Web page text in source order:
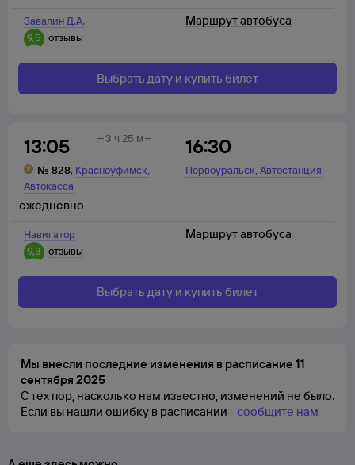
Завалин Д.А.
9,5
отзывы
Маршрут автобуса
Выбрать дату и купить билет
13:05
№ 828, Красноуфимск,
Автокасса
16:30
Первоуральск,Автостанция
3 ч 25 м
Навигатор
9,3
отзывы
ежедневно
Маршрут автобуса
Выбрать дату и купить билет
Мы внесли последние изменения в расписание 11
сентября 2025
С тех пор, насколько нам известно, изменений не было.
Если вы нашли ошибку в расписании -сообщите нам